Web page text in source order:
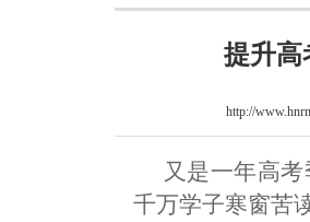
提升高
http://
又是一年高
千万学子寒窗苦